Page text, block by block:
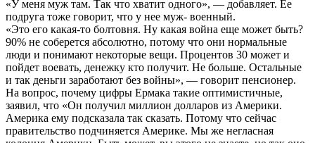
«У меня муж там. Так что хватит одного», — добавляет. Ее
подруга тоже говорит, что у нее муж- военный.
«Это его какая-то болтовня. Ну какая война еще может быть?
90% не соберется абсолютно, потому что они нормальные
люди и понимают некоторые вещи. Процентов 30 может и
пойдет воевать, денежку кто получит. Не больше. Остальные
и так деньги заработают без войны», — говорит пенсионер.
На вопрос, почему цифры Ермака такие оптимистичные,
заявил, что «Он получил миллион долларов из Америки.
Америка ему подсказала так сказать. Потому что сейчас
правительство подчиняется Америке. Мы же негласная